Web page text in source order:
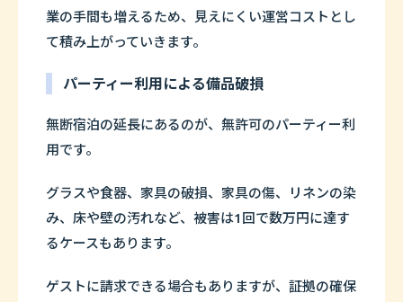
業の手間も増えるため、見えにくい運営コストとし
て積み上がっていきます。
パーティー利用による備品破損
無断宿泊の延長にあるのが、無許可のパーティー利
用です。
グラスや食器、家具の破損、家具の傷、リネンの染
み、床や壁の汚れなど、被害は1回で数万円に達す
るケースもあります。
ゲストに請求できる場合もありますが、証拠の確保